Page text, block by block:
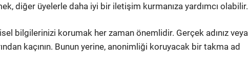
diğer üyelerle daha iyi bir iletişim kurmanıza yardımcı olabilir.
bilgilerinizi korumak her zaman önemlidir. Gerçek adınız veya
kaçının. Bunun yerine, anonimliği koruyacak bir takma ad